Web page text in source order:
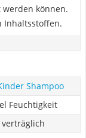
können.
Inhaltsstoffen.
Shampoo
Feuchtigkeit
verträglich